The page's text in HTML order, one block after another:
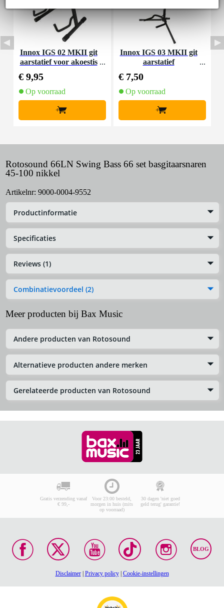
Innox IGS 02 MKII git
aarstatief voor akoestis
€ 9,95
Op voorraad
+
Innox IGS 03 MKII git
aarstatief
€ 7,50
Op voorraad
+
Rotosound 66LN Swing Bass 66 set basgitaarsnaren
45-100 nikkel
Artikelnr: 9000-0004-9552
Productinformatie
Specificaties
Reviews (1)
Combinatievoordeel (2)
Meer producten bij Bax Music
Andere producten van Rotosound
Alternatieve producten andere merken
Gerelateerde producten van Rotosound
Gratis verzending vanaf
€ 99,-
Voor 23:00 besteld,
morgen in huis (mits
op voorraad)
30 dagen 'niet goed
geld terug' garantie!
BLOG
Disclaimer| Privacy policy| Cookie-instellingen